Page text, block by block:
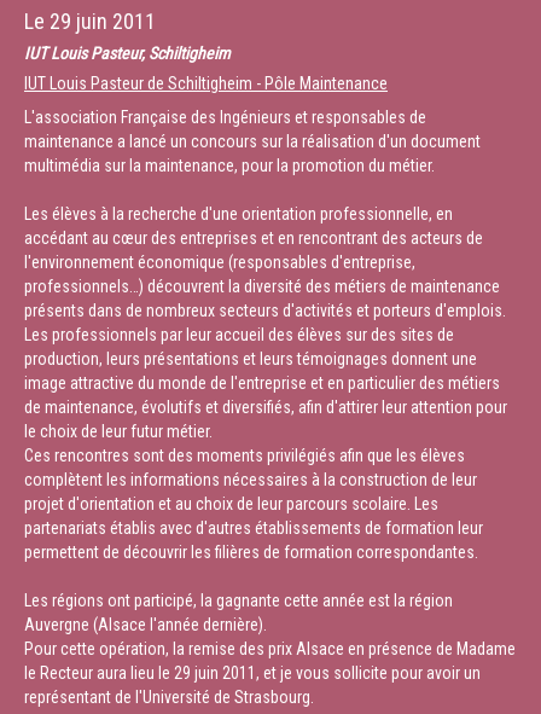
Le 29 juin 2011
IUT Louis Pasteur, Schiltigheim
IUT Louis Pasteur de Schiltigheim - Pôle Maintenance
L'association Française des Ingénieurs et responsables de
maintenance a lancé un concours sur la réalisation d'un document
multimédia sur la maintenance, pour la promotion du métier.
Les élèves à la recherche d'une orientation professionnelle, en
accédant au cœur des entreprises et en rencontrant des acteurs de
l'environnement économique (responsables d'entreprise,
professionnels…) découvrent la diversité des métiers de maintenance
présents dans de nombreux secteurs d'activités et porteurs d'emplois.
Les professionnels par leur accueil des élèves sur des sites de
production, leurs présentations et leurs témoignages donnent une
image attractive du monde de l'entreprise et en particulier des métiers
de maintenance, évolutifs et diversifiés, afin d'attirer leur attention pour
le choix de leur futur métier.
Ces rencontres sont des moments privilégiés afin que les élèves
complètent les informations nécessaires à la construction de leur
projet d'orientation et au choix de leur parcours scolaire. Les
partenariats établis avec d'autres établissements de formation leur
permettent de découvrir les filières de formation correspondantes.
Les régions ont participé, la gagnante cette année est la région
Auvergne (Alsace l'année dernière).
Pour cette opération, la remise des prix Alsace en présence de Madame
le Recteur aura lieu le 29 juin 2011, et je vous sollicite pour avoir un
représentant de l'Université de Strasbourg.